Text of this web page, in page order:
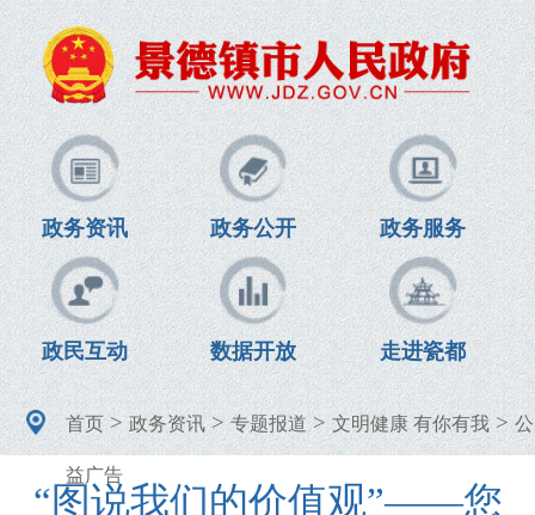
政务资讯 政务公开 政务服务
政民互动 数据开放 走进瓷都
首页>政务资讯>专题报道>文明健康 有你有我>公
益广告
“图说我们的价值观”——您